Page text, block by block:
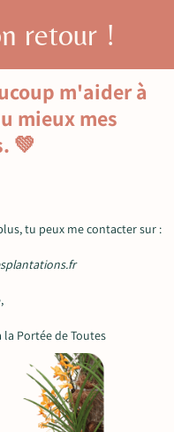
retour !
m'aider à
mieux mes
💚
tu peux me contacter sur :
la Portée de Toutes